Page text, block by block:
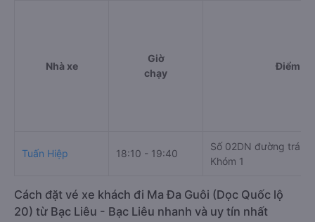
Nhà xe
Giờ
chạy
Điểm đi
Tuấn Hiệp 18:10 - 19:40
Số 02DN đường tránh
Khóm 1
Cách đặt vé xe khách đi Ma Đa Guôi (Dọc Quốc lộ
20) từ Bạc Liêu - Bạc Liêu nhanh và uy tín nhất